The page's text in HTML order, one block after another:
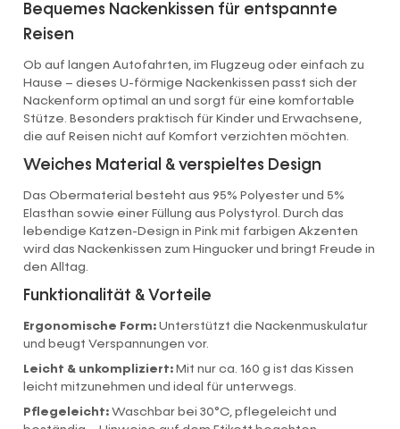
Bequemes Nackenkissen für entspannte
Reisen
Ob auf langen Autofahrten, im Flugzeug oder einfach zu
Hause – dieses U-förmige Nackenkissen passt sich der
Nackenform optimal an und sorgt für eine komfortable
Stütze. Besonders praktisch für Kinder und Erwachsene,
die auf Reisen nicht auf Komfort verzichten möchten.
Weiches Material & verspieltes Design
Das Obermaterial besteht aus 95% Polyester und 5%
Elasthan sowie einer Füllung aus Polystyrol. Durch das
lebendige Katzen-Design in Pink mit farbigen Akzenten
wird das Nackenkissen zum Hingucker und bringt Freude in
den Alltag.
Funktionalität & Vorteile
Ergonomische Form: Unterstützt die Nackenmuskulatur
und beugt Verspannungen vor.
Leicht & unkompliziert: Mit nur ca. 160 g ist das Kissen
leicht mitzunehmen und ideal für unterwegs.
Pflegeleicht: Waschbar bei 30°C, pflegeleicht und